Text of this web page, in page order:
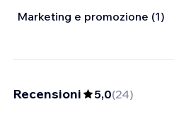
Marketing e promozione (1)
Recensioni 5,0(24)